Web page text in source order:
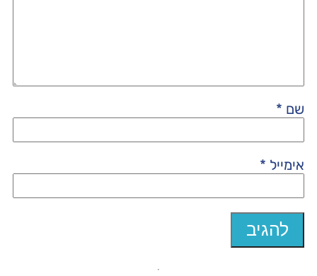
שם *
אימייל *